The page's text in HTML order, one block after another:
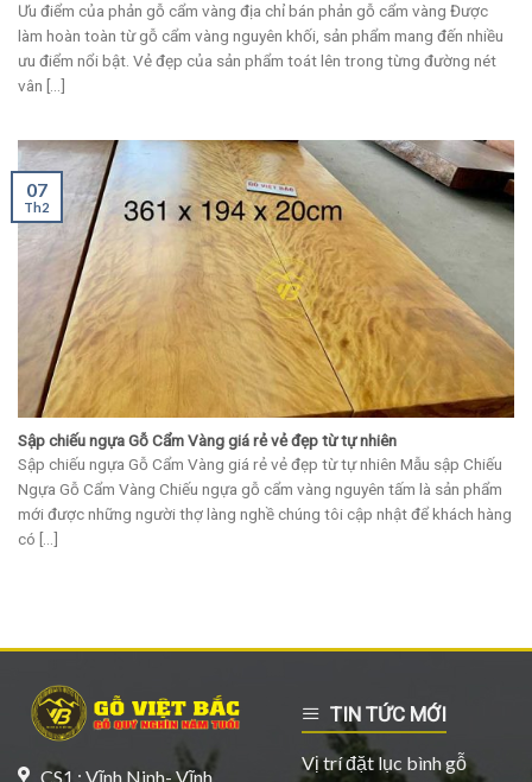
Ưu điểm của phản gỗ cẩm vàng địa chỉ bán phản gỗ cẩm vàng Được
làm hoàn toàn từ gỗ cẩm vàng nguyên khối, sản phẩm mang đến nhiều
ưu điểm nổi bật. Vẻ đẹp của sản phẩm toát lên trong từng đường nét
vân [...]
Sập chiếu ngựa Gỗ Cẩm Vàng giá rẻ vẻ đẹp từ tự nhiên
Sập chiếu ngựa Gỗ Cẩm Vàng giá rẻ vẻ đẹp từ tự nhiên Mẫu sập Chiếu
Ngựa Gỗ Cẩm Vàng Chiếu ngựa gỗ cẩm vàng nguyên tấm là sản phẩm
mới được những người thợ làng nghề chúng tôi cập nhật để khách hàng
có [...]
07
Th2
CS1 : Vĩnh Ninh- Vĩnh
TIN TỨC MỚI
Vị trí đặt lục bình gỗ